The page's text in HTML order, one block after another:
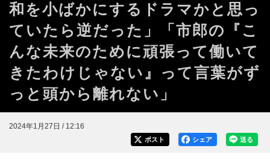
和を小ばかにするドラマかと思っ
ていたら逆だった」「市郎の『こ
んな未来のために頑張って働いて
きたわけじゃない』って言葉がず
っと頭から離れない」
2024年1月27日 / 12:16
送る
シェア
ポスト